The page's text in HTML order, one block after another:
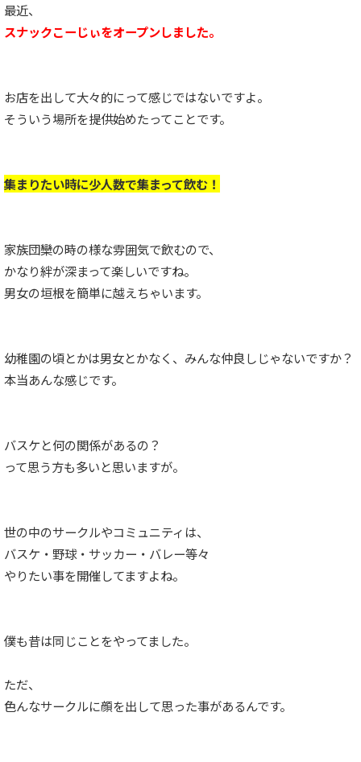
最近、
スナックこーじぃをオープンしました。
お店を出して大々的にって感じではないですよ。
そういう場所を提供始めたってことです。
集まりたい時に少人数で集まって飲む！
家族団欒の時の様な雰囲気で飲むので、
かなり絆が深まって楽しいですね。
男女の垣根を簡単に越えちゃいます。
幼稚園の頃とかは男女とかなく、みんな仲良しじゃないですか？
本当あんな感じです。
バスケと何の関係があるの？
って思う方も多いと思いますが。
世の中のサークルやコミュニティは、
バスケ・野球・サッカー・バレー等々
やりたい事を開催してますよね。
僕も昔は同じことをやってました。
ただ、
色んなサークルに顔を出して思った事があるんです。